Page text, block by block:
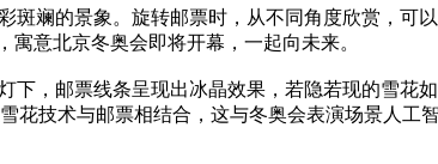
斓的景象。旋转邮票时，从不同角度欣赏，可
意北京冬奥会即将开幕，一起向未来。
，邮票线条呈现出冰晶效果，若隐若现的雪花
技术与邮票相结合，这与冬奥会表演场景人工